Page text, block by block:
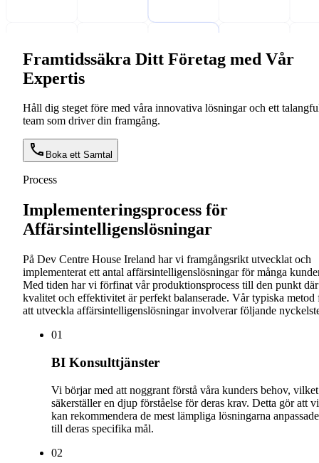
Framtidssäkra Ditt Företag med Vår
Expertis
Håll dig steget före med våra innovativa lösningar och ett
team som driver din framgång.
Boka ett Samtal
Process
Implementeringsprocess för
Affärsintelligenslösningar
På Dev Centre House Ireland har vi framgångsrikt utvecklat och
implementerat ett antal affärsintelligenslösningar för många
Med tiden har vi förfinat vår produktionsprocess till den punkt där
kvalitet och effektivitet är perfekt balanserade. Vår typiska metod
att utveckla affärsintelligenslösningar involverar följande
01
BI Konsulttjänster
Vi börjar med att noggrant förstå våra kunders behov, vilket
säkerställer en djup förståelse för deras krav. Detta gör att vi
kan rekommendera de mest lämpliga lösningarna anpassade
till deras specifika mål.
02